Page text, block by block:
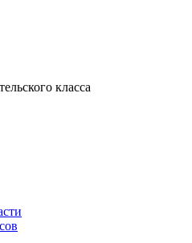
класса